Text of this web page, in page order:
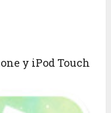
y iPod Touch